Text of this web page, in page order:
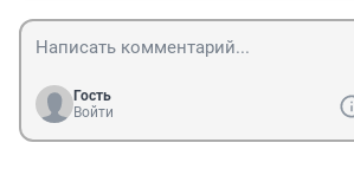
Гость
Войти